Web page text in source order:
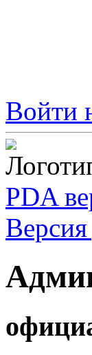
Войти
PDA